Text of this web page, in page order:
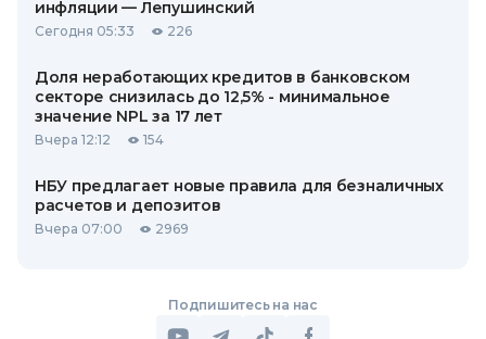
инфляции — Лепушинский
Сегодня 05:33 226
Доля неработающих кредитов в банковском
секторе снизилась до 12,5% - минимальное
значение NPL за 17 лет
Вчера 12:12 154
НБУ предлагает новые правила для безналичных
расчетов и депозитов
Вчера 07:00 2969
Подпишитесь на нас